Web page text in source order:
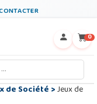
0
de Société>Jeux de